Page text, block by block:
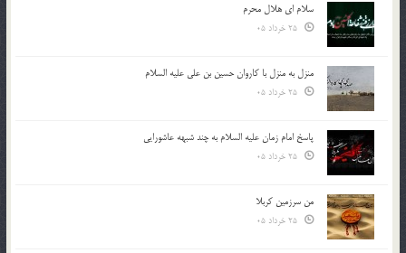
سلام ای هلال محرم
منزل به منزل با کاروان حسین بن علی علیه السلام
پاسخ امام زمان علیه السلام به چند شبهه عاشورایی
من سرزمین کربلا